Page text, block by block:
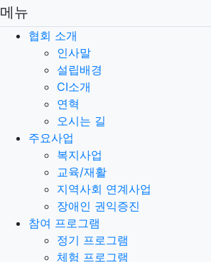
메뉴
협회 소개
인사말
설립배경
CI소개
연혁
오시는 길
주요사업
복지사업
교육/재활
지역사회 연계사업
장애인 권익증진
참여 프로그램
정기 프로그램
체험 프로그램